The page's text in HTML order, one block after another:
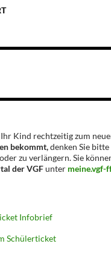
Kind rechtzeitig zum
bekommt,denken Sie
zu verlängern. Sie
der VGFunter meine.vgf-
Infobrief
Schülerticket